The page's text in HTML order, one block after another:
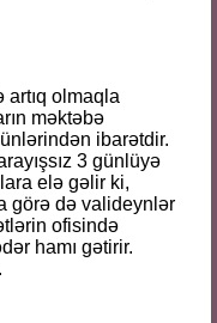
olmaqla
məktəbə
ibarətdir.
3 günlüyə
elə gəlir ki,
görə də valideynlər
ofisində
hamı gətirir.